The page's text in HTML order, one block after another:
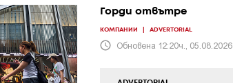
Горди отвътре
КОМПАНИИ ADVERTORIAL
Обновена 12:20ч., 05.08.2026